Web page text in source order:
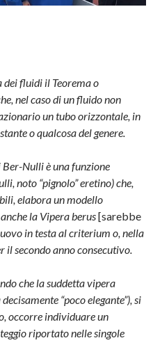
dei fluidi il Teorema o
nel caso di un fluido non
un tubo orizzontale, in
o qualcosa del genere.
Ber-Nulli è una funzione
noto “pignolo” eretino) che,
elabora un modello
la Vipera berus[sarebbe
in testa al criterium o, nella
il secondo anno consecutivo.
che la suddetta vipera
“poco elegante”), si
occorre individuare un
riportato nelle singole